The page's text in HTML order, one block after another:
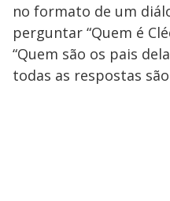
no formato de um
perguntar “Quem é
“Quem são os pais
todas as respostas